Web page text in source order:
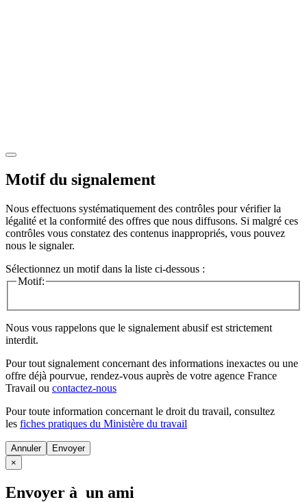
Motif du signalement
Nous effectuons systématiquement des contrôles pour vérifier la
légalité et la conformité des offres que nous diffusons. Si malgré ces
contrôles vous constatez des contenus inappropriés, vous pouvez
nous le signaler.
Sélectionnez un motif dans la liste ci-dessous :
Motif:
Nous vous rappelons que le signalement abusif est strictement
interdit.
Pour tout signalement concernant des informations inexactes ou une
offre déjà pourvue, rendez-vous auprès de votre agence France
Travail ou contactez-nous
Pour toute information concernant le droit du travail, consultez
les fiches pratiques du Ministère du travail
Annuler
×
Envoyer à un ami